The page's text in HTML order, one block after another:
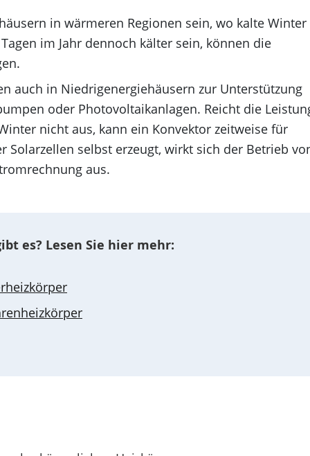
in wärmeren Regionen sein, wo kalte Winter
im Jahr dennoch kälter sein, können die
auch in Niedrigenergiehäusern zur Unterstützung
oder Photovoltaikanlagen. Reicht die
nicht aus, kann ein Konvektor zeitweise für
Solarzellen selbst erzeugt, wirkt sich der Betrieb
aus.
es? Lesen Sie hier mehr: